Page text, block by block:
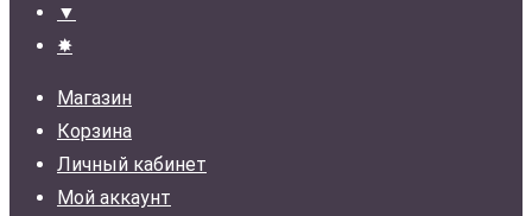
▼
✸
Магазин
Корзина
Личный кабинет
Мой аккаунт